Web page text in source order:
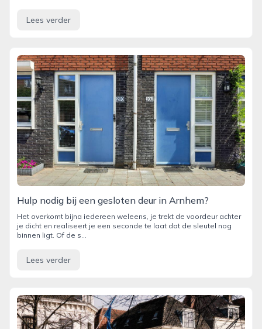
Lees verder
Hulp nodig bij een gesloten deur in Arnhem?
Het overkomt bijna iedereen weleens, je trekt de voordeur achter
je dicht en realiseert je een seconde te laat dat de sleutel nog
binnen ligt. Of de s...
Lees verder